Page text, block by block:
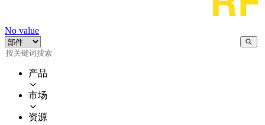
No value
产品
市场
资源